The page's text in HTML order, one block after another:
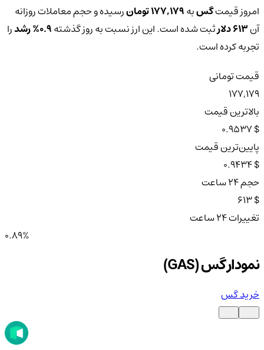
امروز قیمتگسبه177,179 تومان
رسیده و حجم معاملات روزانه
آن613 دلار ثبت شده است. این ارز نسبت به روز گذشته0.9% رشدرا
تجربه کرده است.
قیمت تومانی
177,179
بالاترین قیمت
$ 0.9537
پایین‌ترین قیمت
$ 0.9434
حجم ۲۴ ساعت
$ 613
تغییرات ۲۴ ساعت
0.89%
نمودار گس (GAS)
خرید گس